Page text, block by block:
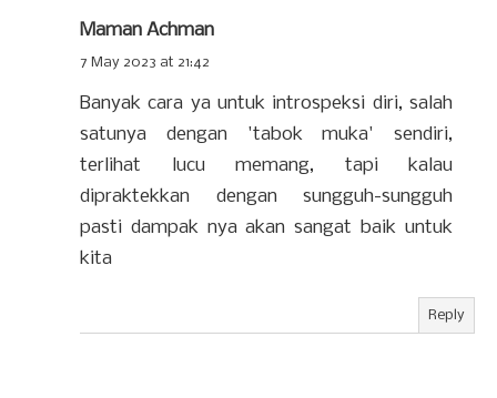
Maman Achman
7 May 2023 at 21:42
Banyak cara ya untuk introspeksi diri, salah
satunya dengan 'tabok muka' sendiri,
terlihat lucu memang, tapi kalau
dipraktekkan dengan sungguh-sungguh
pasti dampak nya akan sangat baik untuk
kita
Reply